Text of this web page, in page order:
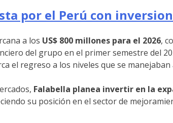
por el Perú con
a los US$ 800 millones para el 2026,
del grupo en el primer semestre del
el regreso a los niveles que se manejaban
Falabella planea invertir en la
su posición en el sector de